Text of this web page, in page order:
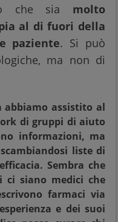
che sia molto
al di fuori della
paziente. Si può
ma non di
abbiamo assistito al
di gruppi di aiuto
informazioni, ma
liste di
Sembra che
siano medici che
farmaci via
e dei suoi